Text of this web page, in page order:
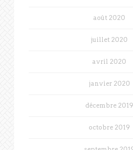
août 2020
juillet 2020
avril 2020
janvier 2020
décembre 2019
octobre 2019